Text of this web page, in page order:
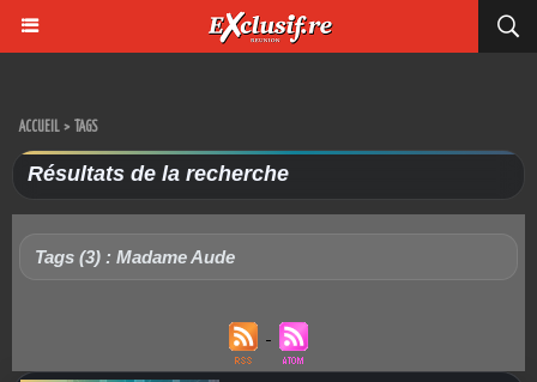
ACCUEIL > TAGS
Résultats de la recherche
Tags (3) : Madame Aude